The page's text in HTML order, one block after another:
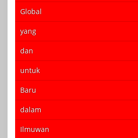
Global
yang
dan
untuk
Baru
dalam
Ilmuwan